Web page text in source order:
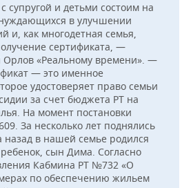
супругой и детьми состоим на
в улучшении
и, как многодетная семья,
сертификата, —
Орлов «Реальному времени». —
— это именное
удостоверяет право семьи
за счет бюджета РТ на
На момент постановки
За несколько лет поднялись
в нашей семье родился
сын Дима. Согласно
Кабмина РТ №732 «О
по обеспечению жильем